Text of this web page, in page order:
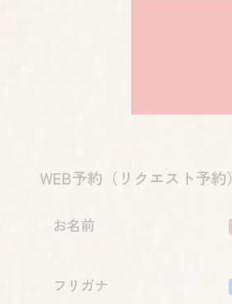
WEB予約（リクエスト予約）
お名前
フリガナ